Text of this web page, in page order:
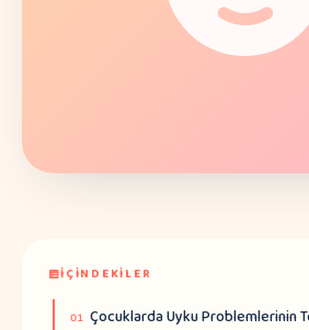
İÇINDEKILER
01 Çocuklarda Uyku Problemlerinin